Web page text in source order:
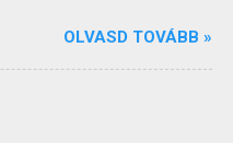
általános iskolában,
gondolatát ne
napig számtalan módon
pontjait, mozzanatait,
OLVASD TOVÁBB »